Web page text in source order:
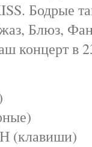
Бодрые
Блюз,
концерт в